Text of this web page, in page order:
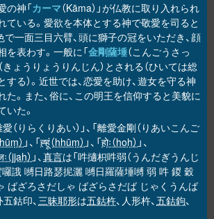
の神「カーマ（Kāma）」が仏教に取り入れられ
ている。愛欲を本体とする神で敬愛を司ると
で一面三目六臂、頭に獅子の冠をいただき、顔
を表わす。一般に「金剛薩埵（こんごうさっ
きょうりょうりんじん）とされる（ひいては総
する）。近世では、恋愛を助け、遊女を守る神
た。また、俗に、この明王を信仰すると美貌に
た。
（りらくりあい）」、「離愛金剛（りあいこんご
） 」、「ह्हूं（hhūṃ） 」、「होः（hoḥ） 」、
（jjaḥ） 」、真言は「吽擿枳吽弱（うんだぎうんじ
賀囉誐 嚩日路瑟抳灑 嚩日羅薩埵嚩 弱 吽 鍐 穀
ばざろさだしゃ ばざらさだば じゃくうんば
五鈷印、三昧耶形は五鈷杵、人形杵、五鈷鉤、